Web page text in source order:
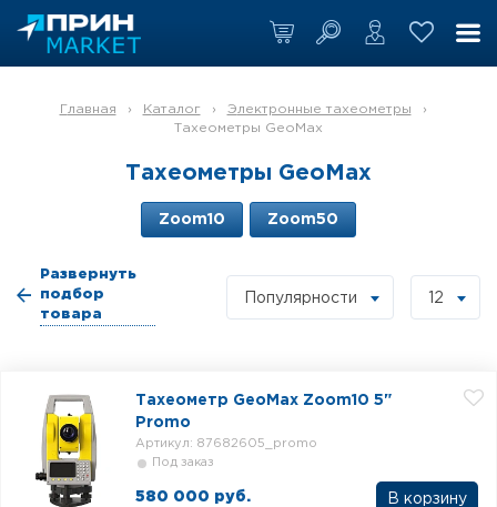
Главная › Каталог › Электронные тахеометры
›
Тахеометры GeoMax
Тахеометры GeoMax
Zoom10 Zoom50
Развернуть
подбор
товара
Популярности 12
Тахеометр GeoMax Zoom10 5"
Promo
Под заказ
Артикул: 87682605_promo
580 000 руб. В корзину